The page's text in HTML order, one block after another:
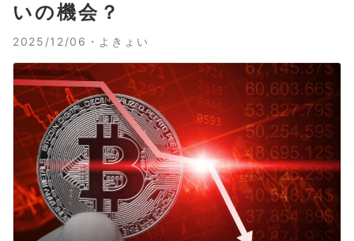
いの機会？
2025/12/06・ よきょい